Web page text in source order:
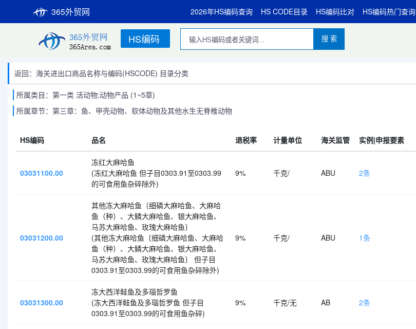
365外贸网 2026年HS编码查询 HS CODE目录 HS编码比对 HS编码热门查询
HS编码 搜 索
返回：海关进出口商品名称与编码(HSCODE) 目录分类
所属类目：第一类 活动物;动物产品 (1~5章)
所属章节：第三章：鱼、甲壳动物、软体动物及其他水生无脊椎动物
HS编码 品名 退税率 计量单位 海关监管 实例|申报要素
03031100.00
冻红大麻哈鱼
(冻红大麻哈鱼 但子目0303.91至0303.99
的可食用鱼杂碎除外)
9% 千克/ ABU 2条
03031200.00
其他冻大麻哈鱼〔细磷大麻哈鱼、大麻哈
鱼（种）、大鳞大麻哈鱼、银大麻哈鱼、
马苏大麻哈鱼、玫瑰大麻哈鱼〕
(其他冻大麻哈鱼〔细磷大麻哈鱼、大麻哈
鱼（种）、大鳞大麻哈鱼、银大麻哈鱼、
马苏大麻哈鱼、玫瑰大麻哈鱼〕 但子目
0303.91至0303.99的可食用鱼杂碎除外)
9% 千克/ ABU 1条
03031300.00
冻大西洋鲑鱼及多瑙哲罗鱼
(冻大西洋鲑鱼及多瑙哲罗鱼 但子目
0303.91至0303.99的可食用鱼杂碎)
9% 千克/无 AB 2条